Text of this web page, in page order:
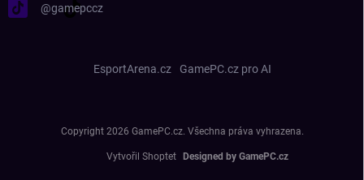
@gamepccz
EsportArena.cz GamePC.cz pro AI
Vytvořil Shoptet
Copyright 2026 GamePC.cz. Všechna práva vyhrazena.